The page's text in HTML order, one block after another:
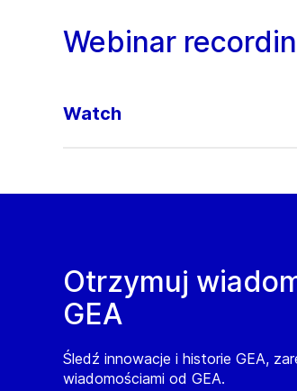
Webinar
Watch
Otrzymuj
GEA
Śledź innowacje i historie GEA,
wiadomościami od GEA.